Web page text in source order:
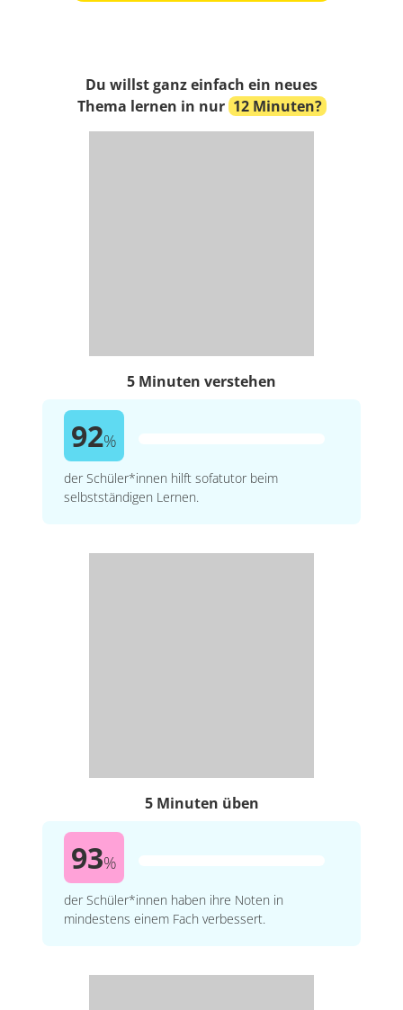
Du willst ganz einfach ein neues
Thema lernen in nur 12 Minuten?
5 Minuten verstehen
92%
der Schüler*innen hilft sofatutor beim
selbstständigen Lernen.
5 Minuten üben
93%
der Schüler*innen haben ihre Noten in
mindestens einem Fach verbessert.